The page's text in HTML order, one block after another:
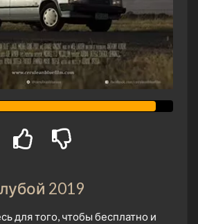
2019
для того, чтобы бесплатно и